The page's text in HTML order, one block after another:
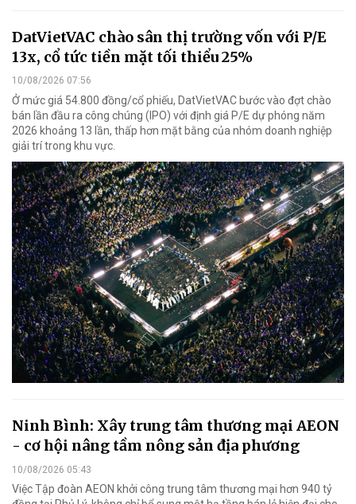
DatVietVAC chào sân thị trường vốn với P/E
13x, cổ tức tiền mặt tối thiểu 25%
10/08/2026 07:56
Ở mức giá 54.800 đồng/cổ phiếu, DatVietVAC bước vào đợt chào
bán lần đầu ra công chúng (IPO) với định giá P/E dự phóng năm
2026 khoảng 13 lần, thấp hơn mặt bằng của nhóm doanh nghiệp
giải trí trong khu vực.
Ninh Bình: Xây trung tâm thương mại AEON
- cơ hội nâng tầm nông sản địa phương
10/08/2026 05:43
Việc Tập đoàn AEON khởi công trung tâm thương mại hơn 940 tỷ